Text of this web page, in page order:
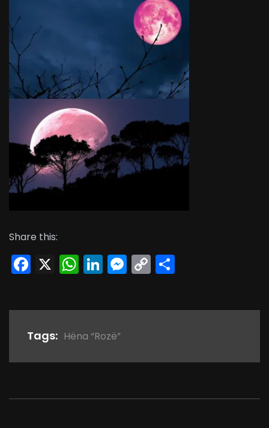
Share this:
Facebook
X WhatsApp
LinkedIn
Messenger
Copy
Tags: Hëna “Rozë”